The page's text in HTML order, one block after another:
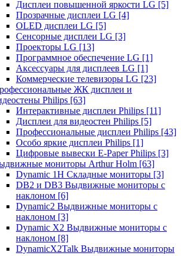
Дисплеи повышенной яркости LG [5]
Прозрачные дисплеи LG [4]
OLED дисплеи LG [5]
Сенсорные дисплеи LG [3]
Проекторы LG [13]
Программное обеспечение LG [1]
Аксессуары для дисплеев LG [1]
Коммерческие телевизоры LG [23]
ЖК дисплеи и
Philips [63]
Интерактивные дисплеи Philips [11]
Дисплеи для видеостен Philips [5]
Профессиональные дисплеи Philips [43]
Особо яркие дисплеи Philips [1]
Цифровые вывески E-Paper Philips [3]
мониторы Arthur Holm [63]
Dynamic 1Н Складные мониторы [3]
DB2 и DB3 Выдвижные мониторы с
наклоном [6]
Dynamic2 Выдвижные мониторы с
наклоном [3]
Dynamic X2 Выдвижные мониторы с
наклоном [8]
DynamicX2Talk Выдвижные мониторы